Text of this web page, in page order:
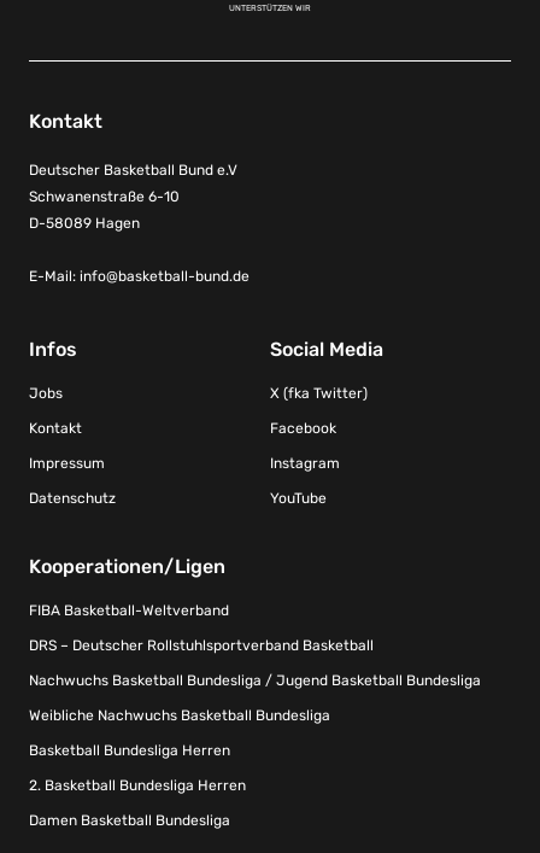
UNTERSTÜTZEN WIR
Kontakt
Deutscher Basketball Bund e.V
Schwanenstraße 6-10
D-58089 Hagen
E-Mail: info@basketball-bund.de
Infos
Jobs
Kontakt
Impressum
Datenschutz
Social Media
X (fka Twitter)
Facebook
Instagram
YouTube
Kooperationen/Ligen
FIBA Basketball-Weltverband
DRS – Deutscher Rollstuhlsportverband Basketball
Nachwuchs Basketball Bundesliga / Jugend Basketball Bundesliga
Weibliche Nachwuchs Basketball Bundesliga
Basketball Bundesliga Herren
2. Basketball Bundesliga Herren
Damen Basketball Bundesliga